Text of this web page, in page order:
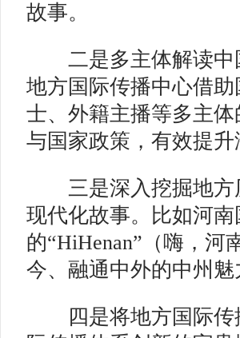
故事。
二是多主体解读中
地方国际传播中心借
士、外籍主播等多主
与国家政策，有效提
三是深入挖掘地方
现代化故事。比如河
的“HiHenan”（嗨，
今、融通中外的中州魅
四是将地方国际传